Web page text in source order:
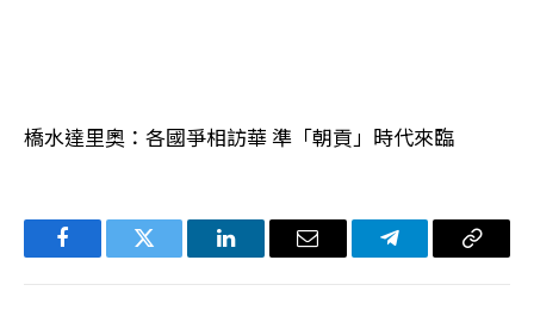
橋水達里奧：各國爭相訪華 準「朝貢」時代來臨
FacebookTwitter LinkedIn电
Telegram复